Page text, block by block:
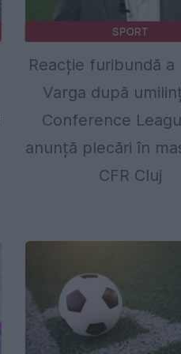
SPORT
Reacție furibundă a
Varga după
Conference
anunță plecări în
CFR Cluj